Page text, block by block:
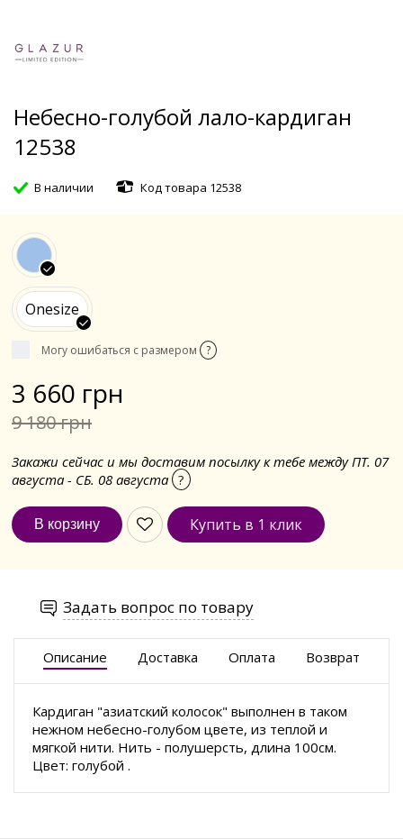
Небесно-голубой лало-кардиган
12538
В наличии Код товара 12538
Onesize
Могу ошибаться с размером ?
3 660 грн
9 180 грн
Закажи сейчас и мы доставим посылку к тебе между ПТ. 07
августа - СБ. 08 августа ?
Купить в 1 клик
Задать вопрос по товару
Описание Доставка Оплата Возврат
Кардиган "азиатский колосок" выполнен в таком
нежном небесно-голубом цвете, из теплой и
мягкой нити. Нить - полушерсть, длина 100см.
Цвет: голубой .